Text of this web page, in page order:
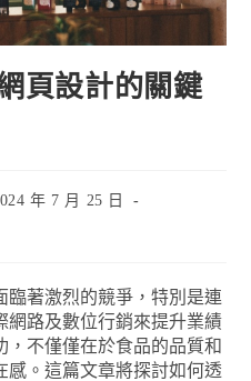
頁設計的關鍵
年 7 月 25 日
臨著激烈的競爭，特別是連
網路及數位行銷來提升業績
不僅僅在於食品的品質和
感。這篇文章將探討如何透